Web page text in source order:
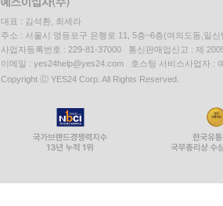
대표 : 김석환, 최세라
주소 : 서울시 영등포구 은행로 11, 5층~6층(여의도동,일신
사업자등록번호 : 229-81-37000 통신판매업신고 : 제
이메일 : yes24help@yes24.com 호스팅 서비스사업자 :
Copyright ⓒ YES24 Corp. All Rights Reserved.